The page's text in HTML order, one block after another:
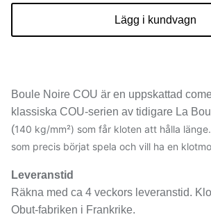
Lägg i kundvagn
Boule Noire COU är en uppskattad
klassiska COU-serien av tidigare La
(140 kg/mm²) som får kloten att hålla
som precis börjat spela och vill ha en
Leveranstid
Räkna med ca 4 veckors leveranstid.
Obut-fabriken i Frankrike.